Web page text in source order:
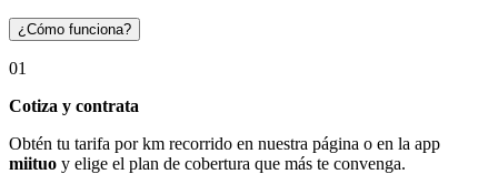
¿Cómo funciona?
01
Cotiza y contrata
Obtén tu tarifa por km recorrido en nuestra página o en la app
miituo y elige el plan de cobertura que más te convenga.